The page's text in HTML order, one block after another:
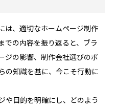
は、適切なホームページ制作
での内容を振り返ると、ブラ
ジの影響、制作会社選びのポ
の知識を基に、今こそ行動に
や目的を明確にし、どのよう